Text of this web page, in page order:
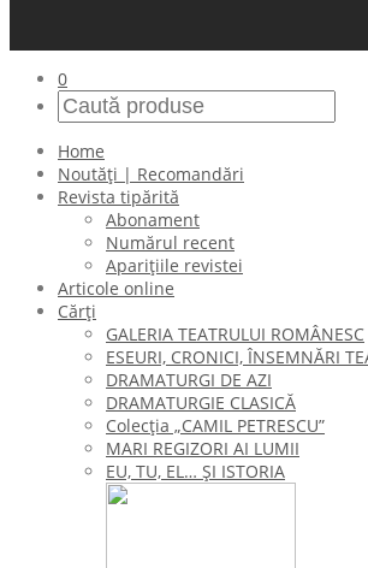
0
Home
Noutăți | Recomandări
Revista tipărită
Abonament
Numărul recent
Aparițiile revistei
Articole online
Cărți
GALERIA TEATRULUI ROMÂNESC
ESEURI, CRONICI, ÎNSEMNĂRI
DRAMATURGI DE AZI
DRAMATURGIE CLASICĂ
Colecţia „CAMIL PETRESCU”
MARI REGIZORI AI LUMII
EU, TU, EL… ŞI ISTORIA